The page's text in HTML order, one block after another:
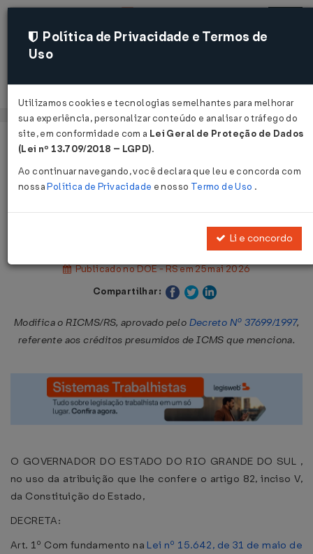
Acessar
Página Inicial
Legislações
Decreto Nº 58794 DE 22/05/2026
Publicado no DOE - RS em 25 mai 2026
Compartilhar:
Modifica o RICMS/RS, aprovado pelo Decreto Nº 37699/1997,
referente aos créditos presumidos de ICMS que menciona.
O GOVERNADOR DO ESTADO DO RIO GRANDE DO SUL ,
no uso da atribuição que lhe confere o artigo 82, inciso V,
da Constituição do Estado,
DECRETA:
Art. 1º Com fundamento na Lei nº 15.642, de 31 de maio de
Política de Privacidade e Termos de
Uso
Utilizamos cookies e tecnologias semelhantes para melhorar
sua experiência, personalizar conteúdo e analisar o tráfego do
site, em conformidade com a Lei Geral de Proteção de Dados
(Lei nº 13.709/2018 – LGPD).
Ao continuar navegando, você declara que leu e concorda com
nossaPolítica de Privacidade e nosso Termo de Uso .
Li e concordo